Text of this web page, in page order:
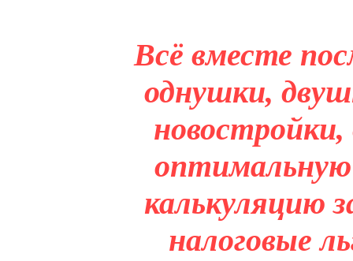
Всё вместе
однушки,
оптимальную
калькуляцию
налоговые